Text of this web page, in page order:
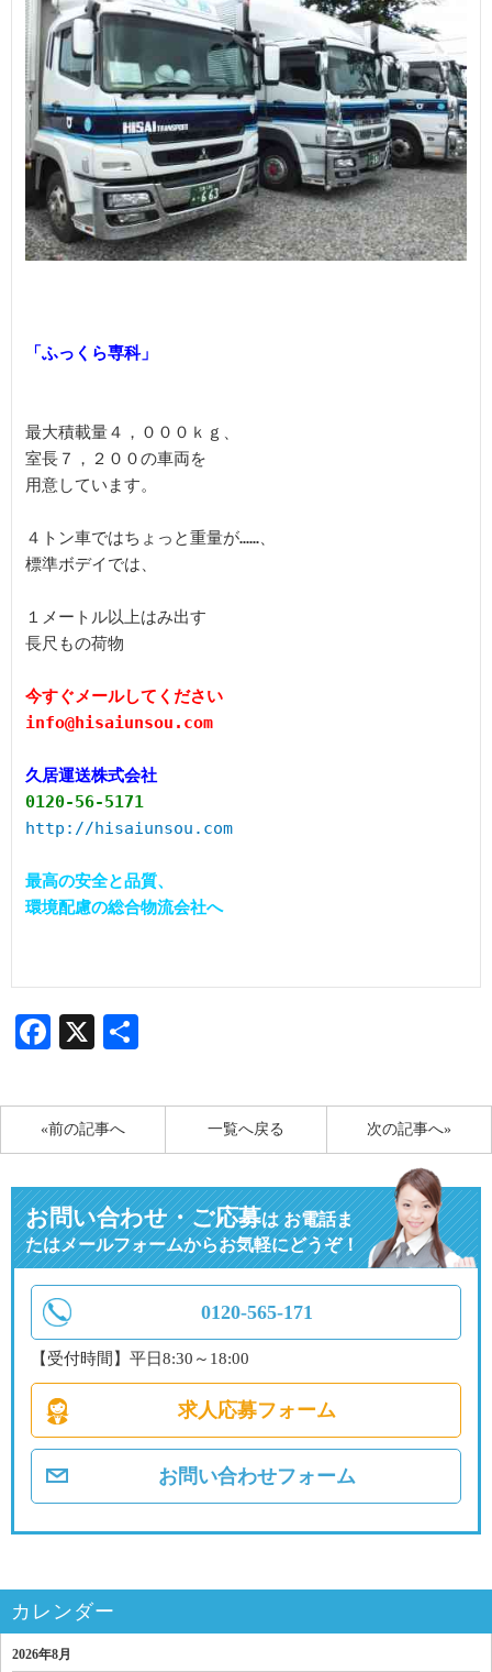
最大積載量４，０００ｋｇ、
室長７，２００の車両を
用意しています。
４トン車ではちょっと重量が……、
標準ボデイでは、
１メートル以上はみ出す
長尺もの荷物
今すぐメールしてください
久居運送株式会社
0120-56-5171
http://hisaiunsou.com
最高の安全と品質、
環境配慮の総合物流会社へ
Facebook
X
«前の記事へ 次の記事へ»
一覧へ戻る
お問い合わせ・ご応募はお電話ま
たはメールフォームからお気軽にどうぞ！
0120-565-171
【受付時間】平日8:30～18:00
求人応募フォーム
お問い合わせフォーム
カレンダー
2026年8月